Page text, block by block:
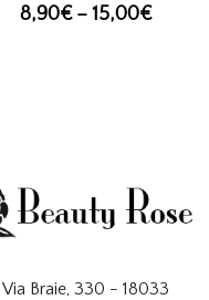
8,90€– 15,00€
Via Braie, 330 - 18033